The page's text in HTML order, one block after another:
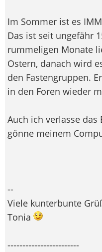
Im Sommer ist es
Das ist seit ungefähr
rummeligen Monate
Ostern, danach wird
den Fastengruppen.
in den Foren wieder
Auch ich verlasse
gönne meinem
--
Viele kunterbunte
Tonia
------------------------